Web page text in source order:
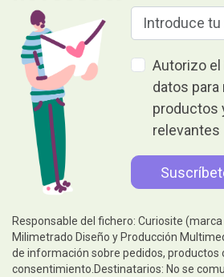
Autorizo
datos
productos
relevantes
Responsable del fichero: Curiosite
Milimetrado Diseño y Producción
de información sobre pedidos, productos
consentimiento.Destinatarios: No se